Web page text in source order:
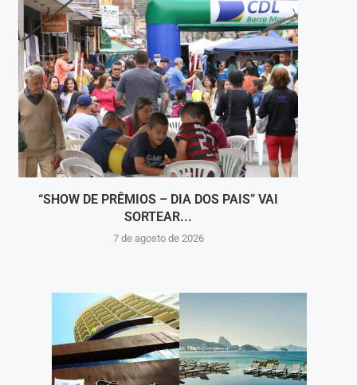
“SHOW DE PRÊMIOS – DIA DOS PAIS” VAI
SORTEAR...
7 de agosto de 2026